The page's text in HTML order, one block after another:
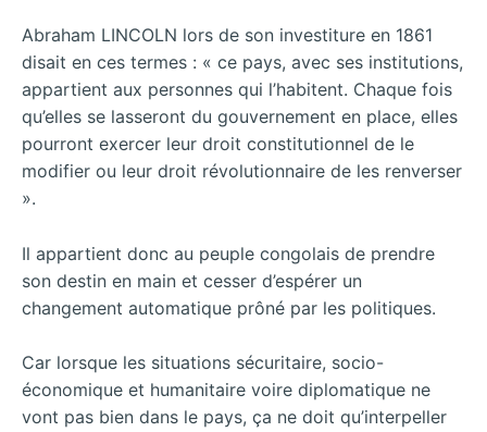
Abraham LINCOLN lors de son investiture en 1861
disait en ces termes : « ce pays, avec ses institutions,
appartient aux personnes qui l’habitent. Chaque fois
qu’elles se lasseront du gouvernement en place, elles
pourront exercer leur droit constitutionnel de le
modifier ou leur droit révolutionnaire de les renverser
».
Il appartient donc au peuple congolais de prendre
son destin en main et cesser d’espérer un
changement automatique prôné par les politiques.
Car lorsque les situations sécuritaire, socio-
économique et humanitaire voire diplomatique ne
vont pas bien dans le pays, ça ne doit qu’interpeller